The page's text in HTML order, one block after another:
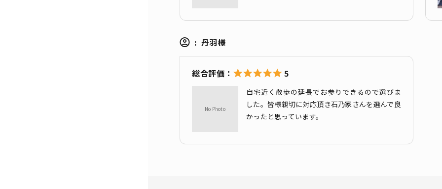
丹羽様
5
自宅近く散歩の延長でお参りできるので選びま
した。皆様親切に対応頂き石乃家さんを選んで良
かったと思っています。